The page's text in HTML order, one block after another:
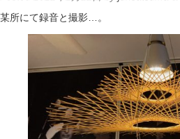
Photo
YouTube
Online Lesson
某所にて録音と撮影…。